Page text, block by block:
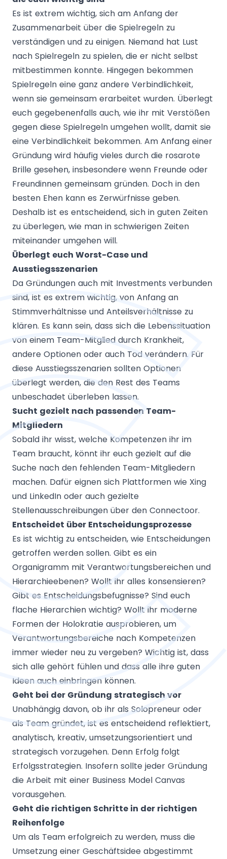
Es ist extrem wichtig, sich am Anfang der
Zusammenarbeit über die Spielregeln zu
verständigen und zu einigen. Niemand hat Lust
nach Spielregeln zu spielen, die er nicht selbst
mitbestimmen konnte. Hingegen bekommen
Spielregeln eine ganz andere Verbindlichkeit,
wenn sie gemeinsam erarbeitet wurden. Überlegt
euch gegebenenfalls auch, wie ihr mit Verstößen
gegen diese Spielregeln umgehen wollt, damit sie
eine Verbindlichkeit bekommen. Am Anfang einer
Gründung wird häufig vieles durch die rosarote
Brille gesehen, insbesondere wenn Freunde oder
Freundinnen gemeinsam gründen. Doch in den
besten Ehen kann es Zerwürfnisse geben.
Deshalb ist es entscheidend, sich in guten Zeiten
zu überlegen, wie man in schwierigen Zeiten
miteinander umgehen will.
Überlegt euch Worst-Case und
Ausstiegsszenarien
Da Gründungen auch mit Investments verbunden
sind, ist es extrem wichtig, von Anfang an
Stimmverhältnisse und Anteilsverhältnisse zu
klären. Es kann sein, dass sich die Lebenssituation
von einem Team-Mitglied durch Krankheit,
andere Optionen oder auch Tod verändern. Für
diese Ausstiegsszenarien sollten Optionen
überlegt werden, die den Rest des Teams
unbeschadet überleben lassen.
Sucht gezielt nach passenden Team-
Mitgliedern
Sobald ihr wisst, welche Kompetenzen ihr im
Team braucht, könnt ihr euch gezielt auf die
Suche nach den fehlenden Team-Mitgliedern
machen. Dafür eignen sich Plattformen wie Xing
und LinkedIn oder auch gezielte
Stellenausschreibungen über den Connectoor.
Entscheidet über Entscheidungsprozesse
Es ist wichtig zu entscheiden, wie Entscheidungen
getroffen werden sollen. Gibt es ein
Organigramm mit Verantwortungsbereichen und
Hierarchieebenen? Wollt ihr alles konsensieren?
Gibt es Entscheidungsbefugnisse? Sind euch
flache Hierarchien wichtig? Wollt ihr moderne
Formen der Holokratie ausprobieren, um
Verantwortungsbereiche nach Kompetenzen
immer wieder neu zu vergeben? Wichtig ist, dass
sich alle gehört fühlen und dass alle ihre guten
Ideen auch einbringen können.
Geht bei der Gründung strategisch vor
Unabhängig davon, ob ihr als Solopreneur oder
als Team gründet, ist es entscheidend reflektiert,
analytisch, kreativ, umsetzungsorientiert und
strategisch vorzugehen. Denn Erfolg folgt
Erfolgsstrategien. Insofern sollte jeder Gründung
die Arbeit mit einer Business Model Canvas
vorausgehen.
Geht die richtigen Schritte in der richtigen
Reihenfolge
Um als Team erfolgreich zu werden, muss die
Umsetzung einer Geschäftsidee abgestimmt